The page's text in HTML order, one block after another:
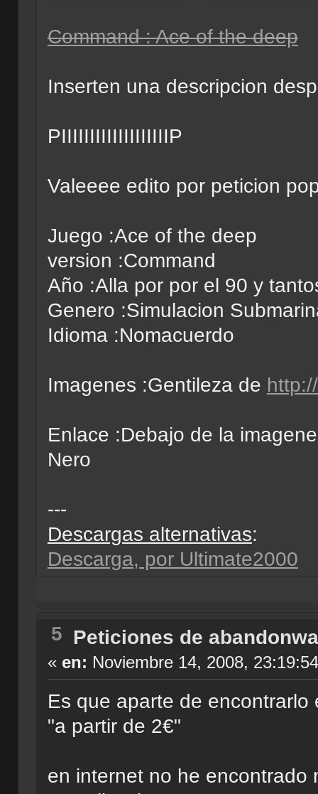
Command : Ace of the deep
Inserten una descripcion
PIIIIIIIIIIIIIIIIIIIP
Valeeee edito por peticion
Juego :Ace of the deep
version :Command
Año :Alla por por el 90 y
Genero :Simulacion
Idioma :Nomacuerdo
Imagenes :Gentileza de
Enlace :Debajo de la
Nero
---
Descargas alternativas:
Descarga, por Ultimate2000
5 Peticiones de
« en: Noviembre 14, 2008,
Es que aparte de
"a partir de 2€"
en internet no he encontrado